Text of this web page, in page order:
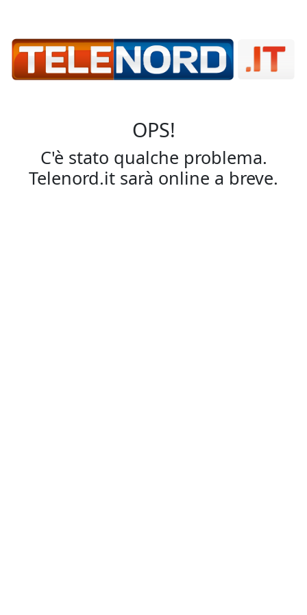
OPS!
C'è stato qualche problema.
Telenord.it sarà online a breve.